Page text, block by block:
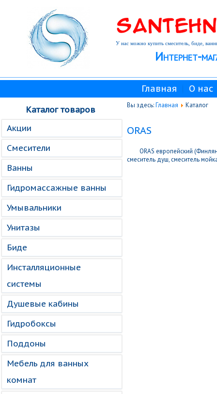
Интернет-
У нас можно купить смеситель, биде,
Главная О нас
Каталог товаров
Акции
Смесители
Ванны
Гидромассажные ванны
Умывальники
Унитазы
Биде
Инсталляционные
системы
Душевые кабины
Гидробоксы
Поддоны
Мебель для ванных
комнат
Вы здесь:Главная Каталог
ORAS
ORAS европейский
смеситель душ, смеситель